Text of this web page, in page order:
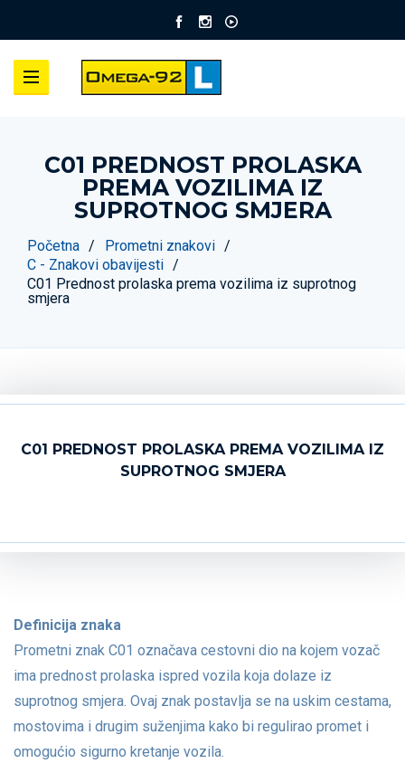
C01 PREDNOST PROLASKA
PREMA VOZILIMA IZ
SUPROTNOG SMJERA
Početna
Prometni znakovi
C - Znakovi obavijesti
C01 Prednost prolaska prema vozilima iz suprotnog
smjera
C01 PREDNOST PROLASKA PREMA VOZILIMA IZ
SUPROTNOG SMJERA
Definicija znaka
Prometni znak C01 označava cestovni dio na kojem vozač
ima prednost prolaska ispred vozila koja dolaze iz
suprotnog smjera. Ovaj znak postavlja se na uskim cestama,
mostovima i drugim suženjima kako bi regulirao promet i
omogućio sigurno kretanje vozila.